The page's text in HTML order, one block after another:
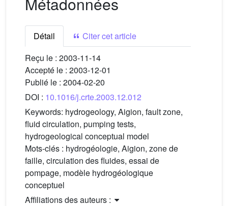
Détail
Citer cet article
Reçu le : 2003-11-14
Accepté le : 2003-12-01
Publié le : 2004-02-20
DOI : 10.1016/j.crte.2003.12.012
Keywords: hydrogeology, Aigion, fault zone,
fluid circulation, pumping tests,
hydrogeological conceptual model
Mots-clés : hydrogéologie, Aigion, zone de
faille, circulation des fluides, essai de
pompage, modèle hydrogéologique
conceptuel
Affiliations des auteurs :